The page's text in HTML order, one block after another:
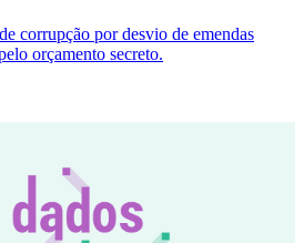
corrupção por desvio de emendas
orçamento secreto.